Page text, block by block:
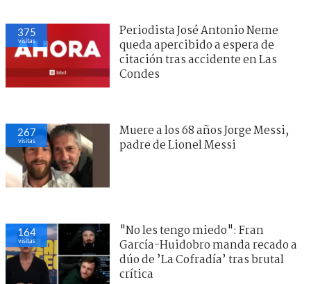
375
visitas
Periodista José Antonio Neme
queda apercibido a espera de
citación tras accidente en Las
Condes
267
visitas
Muere a los 68 años Jorge Messi,
padre de Lionel Messi
164
visitas
"No les tengo miedo": Fran
García-Huidobro manda recado a
dúo de ’La Cofradía’ tras brutal
crítica